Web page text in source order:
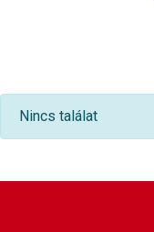
Nincs találat